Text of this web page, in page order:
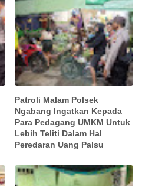
Patroli Malam Polsek
Ngabang Ingatkan Kepada
Para Pedagang UMKM Untuk
Lebih Teliti Dalam Hal
Peredaran Uang Palsu